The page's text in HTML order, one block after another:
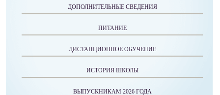
ДОПОЛНИТЕЛЬНЫЕ СВЕДЕНИЯ
ПИТАНИЕ
ДИСТАНЦИОННОЕ ОБУЧЕНИЕ
ИСТОРИЯ ШКОЛЫ
ВЫПУСКНИКАМ 2026 ГОДА